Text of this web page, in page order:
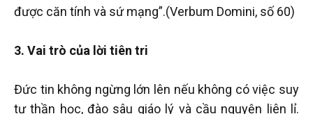
được căn tính và sứ mạng”.(Verbum Domini, số 60)
3. Vai trò của lời tiên tri
Đức tin không ngừng lớn lên nếu không có việc suy
tư thần học, đào sâu giáo lý và cầu nguyện liên lỉ.